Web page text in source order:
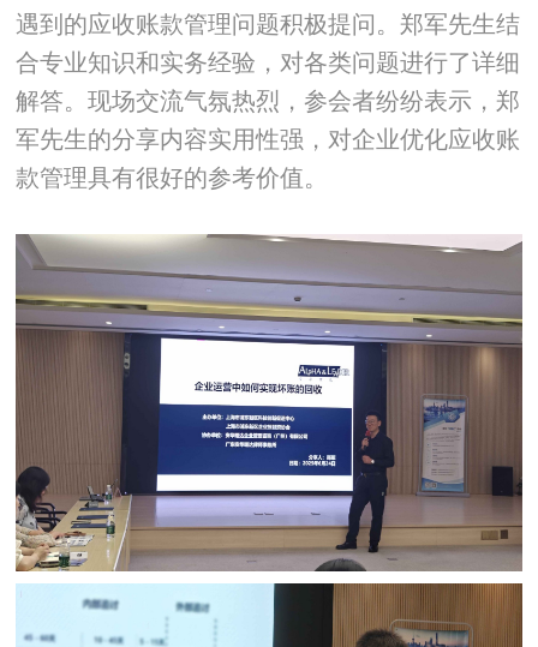
遇到的应收账款管理问题积极提问。郑军先生结
合专业知识和实务经验，对各类问题进行了详细
解答。现场交流气氛热烈，参会者纷纷表示，郑
军先生的分享内容实用性强，对企业优化应收账
款管理具有很好的参考价值。